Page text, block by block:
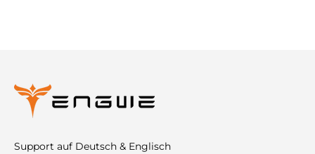
Support auf Deutsch & Englisch